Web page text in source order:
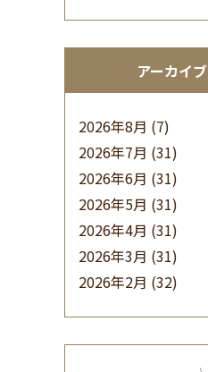
アーカイブ
2026年8月 (7)
2026年7月 (31)
2026年6月 (31)
2026年5月 (31)
2026年4月 (31)
2026年3月 (31)
2026年2月 (32)